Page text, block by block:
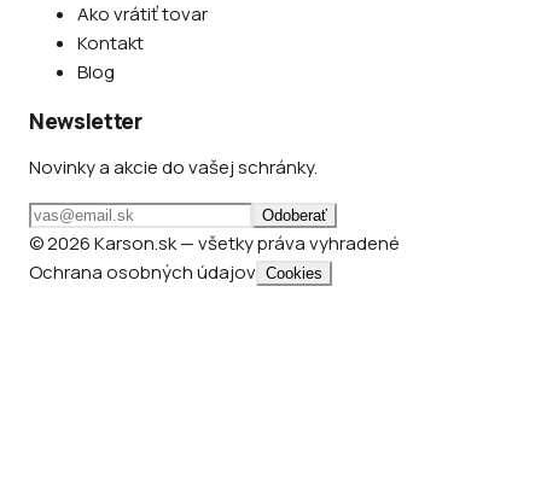
Ako vrátiť tovar
Kontakt
Blog
Newsletter
Novinky a akcie do vašej schránky.
Odoberať
© 2026 Karson.sk — všetky práva vyhradené
Ochrana osobných údajov Cookies